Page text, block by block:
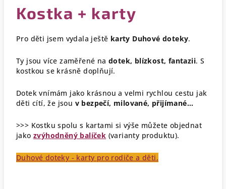
Kostka + karty
Pro děti jsem vydala ještě karty Duhové doteky.
Ty jsou více zaměřené na dotek, blízkost, fantazii. S
kostkou se krásně doplňují.
Dotek vnímám jako krásnou a velmi rychlou cestu jak
děti cítí, že jsou v bezpečí, milované, přijímané...
>>> Kostku spolu s kartami si výše můžete objednat
jako zvýhodněný balíček (varianty produktu).
Duhové doteky - karty pro rodiče a děti.